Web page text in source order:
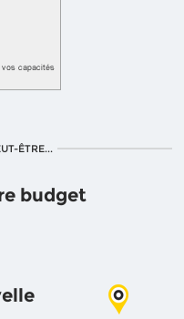
ÊTRE...
budget